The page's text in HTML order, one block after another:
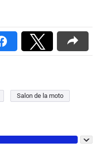
Salon de la moto